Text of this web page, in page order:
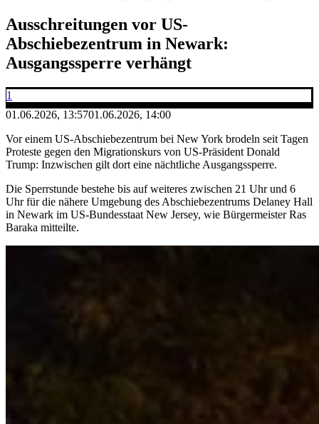
Ausschreitungen vor US-
Abschiebezentrum in Newark:
Ausgangssperre verhängt
1
01.06.2026, 13:5701.06.2026, 14:00
Vor einem US-Abschiebezentrum bei New York brodeln seit Tagen
Proteste gegen den Migrationskurs von US-Präsident Donald
Trump: Inzwischen gilt dort eine nächtliche Ausgangssperre.
Die Sperrstunde bestehe bis auf weiteres zwischen 21 Uhr und 6
Uhr für die nähere Umgebung des Abschiebezentrums Delaney Hall
in Newark im US-Bundesstaat New Jersey, wie Bürgermeister Ras
Baraka mitteilte.